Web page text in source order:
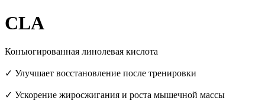
CLA
Конъюгированная линолевая кислота
✓ Улучшает восстановление после тренировки
✓ Ускорение жиросжигания и роста мышечной массы